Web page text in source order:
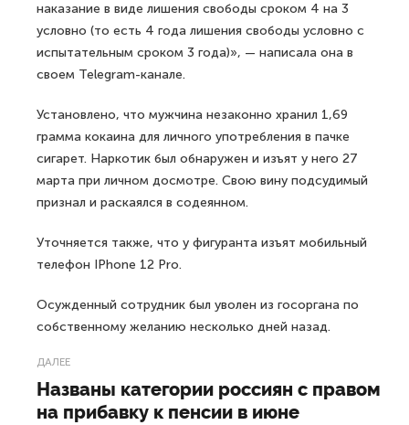
наказание в виде лишения свободы сроком 4 на 3
условно (то есть 4 года лишения свободы условно с
испытательным сроком 3 года)», — написала она в
своем Telegram-канале.
Установлено, что мужчина незаконно хранил 1,69
грамма кокаина для личного употребления в пачке
сигарет. Наркотик был обнаружен и изъят у него 27
марта при личном досмотре. Свою вину подсудимый
признал и раскаялся в содеянном.
Уточняется также, что у фигуранта изъят мобильный
телефон IPhone 12 Pro.
Осужденный сотрудник был уволен из госоргана по
собственному желанию несколько дней назад.
ДАЛЕЕ
Названы категории россиян с правом
на прибавку к пенсии в июне